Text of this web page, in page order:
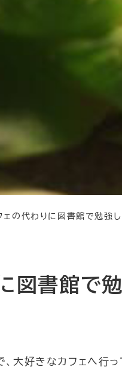
ェの代わりに図書館で勉強し
図書館で勉
大好きなカフェへ行っ